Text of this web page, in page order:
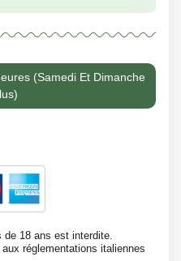
(samedi Et Dimanche
de 18 ans est interdite.
réglementations italiennes